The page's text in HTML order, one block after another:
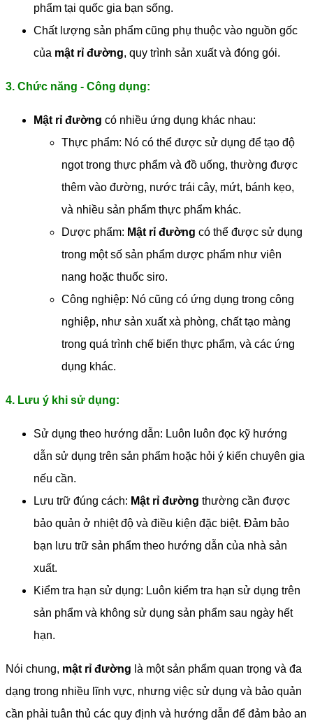
phẩm tại quốc gia bạn sống.
Chất lượng sản phẩm cũng phụ thuộc vào nguồn gốc
của mật rỉ đường, quy trình sản xuất và đóng gói.
3. Chức năng - Công dụng:
Mật rỉ đường có nhiều ứng dụng khác nhau:
Thực phẩm: Nó có thể được sử dụng để tạo độ
ngọt trong thực phẩm và đồ uống, thường được
thêm vào đường, nước trái cây, mứt, bánh kẹo,
và nhiều sản phẩm thực phẩm khác.
Dược phẩm: Mật rỉ đường có thể được sử dụng
trong một số sản phẩm dược phẩm như viên
nang hoặc thuốc siro.
Công nghiệp: Nó cũng có ứng dụng trong công
nghiệp, như sản xuất xà phòng, chất tạo màng
trong quá trình chế biến thực phẩm, và các ứng
dụng khác.
4. Lưu ý khi sử dụng:
Sử dụng theo hướng dẫn: Luôn luôn đọc kỹ hướng
dẫn sử dụng trên sản phẩm hoặc hỏi ý kiến ​​chuyên gia
nếu cần.
Lưu trữ đúng cách: Mật rỉ đường thường cần được
bảo quản ở nhiệt độ và điều kiện đặc biệt. Đảm bảo
bạn lưu trữ sản phẩm theo hướng dẫn của nhà sản
xuất.
Kiểm tra hạn sử dụng: Luôn kiểm tra hạn sử dụng trên
sản phẩm và không sử dụng sản phẩm sau ngày hết
hạn.
Nói chung, mật rỉ đường là một sản phẩm quan trọng và đa
dạng trong nhiều lĩnh vực, nhưng việc sử dụng và bảo quản
cần phải tuân thủ các quy định và hướng dẫn để đảm bảo an